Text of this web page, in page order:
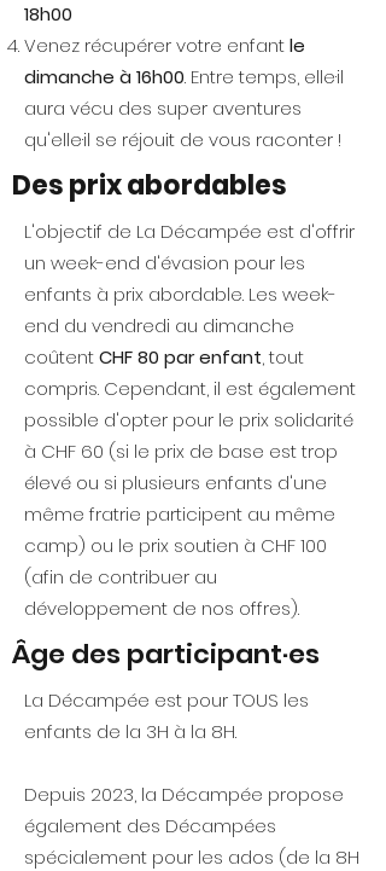
18h00
Venez récupérer votre enfantle
dimanche à 16h00. Entre temps, elle·il
aura vécu des super aventures
qu'elle·il se réjouit de vous raconter !
Des prix abordables
L'objectif de La Décampée est d'offrir
un week-end d'évasion pour les
enfants à prix abordable. Les week-
end du vendredi au dimanche
coûtentCHF 80 par enfant, tout
compris. Cependant, il est également
possible d'opter pour le prix solidarité
à CHF 60 (si le prix de base est trop
élevé ou si plusieurs enfants d'une
même fratrie participent au même
camp) ou le prix soutien à CHF 100
(afin de contribuer au
développement de nos offres).
Âge des participant·es
La Décampée est pour TOUS les
enfants de la 3H à la 8H.
Depuis 2023, la Décampée propose
également des Décampées
spécialement pour les ados (de la 8H